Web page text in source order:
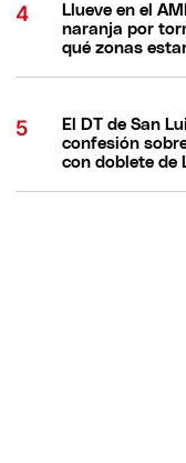
Llueve en el
naranja por
qué zonas
El DT de San
confesión
con doblete de